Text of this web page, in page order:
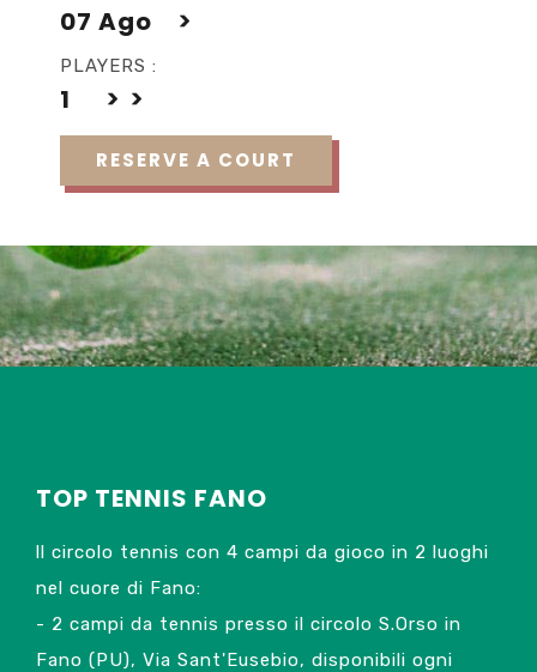
07 Ago
PLAYERS :
1
TOP TENNIS FANO
ll circolo tennis con 4 campi da gioco in 2 luoghi
nel cuore di Fano:
- 2 campi da tennis presso il circolo S.Orso in
Fano (PU), Via Sant'Eusebio, disponibili ogni